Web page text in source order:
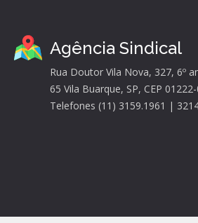
Agência Sindical
Rua Doutor Vila Nova, 327, 6º
65 Vila Buarque, SP, CEP
Telefones (11) 3159.1961 |